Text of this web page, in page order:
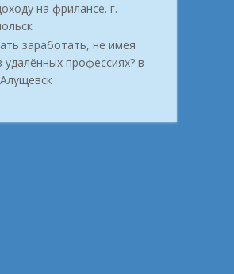
на фрилансе. г.
заработать, не имея
удалённых профессиях? в